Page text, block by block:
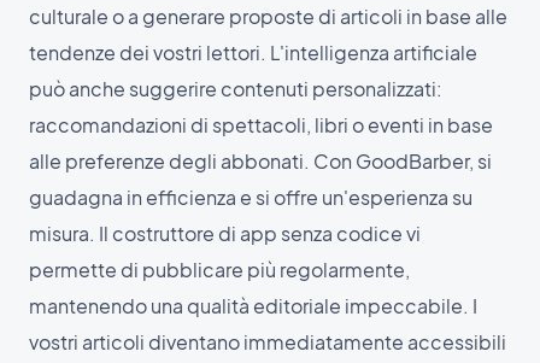
culturale o a generare proposte di articoli in base alle
tendenze dei vostri lettori. L'intelligenza artificiale
può anche suggerire contenuti personalizzati:
raccomandazioni di spettacoli, libri o eventi in base
alle preferenze degli abbonati. Con GoodBarber, si
guadagna in efficienza e si offre un'esperienza su
misura. Il costruttore di app senza codice vi
permette di pubblicare più regolarmente,
mantenendo una qualità editoriale impeccabile. I
vostri articoli diventano immediatamente accessibili